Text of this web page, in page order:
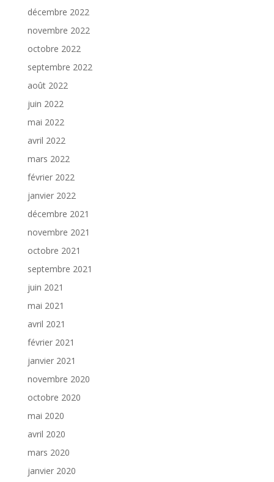
décembre 2022
novembre 2022
octobre 2022
septembre 2022
août 2022
juin 2022
mai 2022
avril 2022
mars 2022
février 2022
janvier 2022
décembre 2021
novembre 2021
octobre 2021
septembre 2021
juin 2021
mai 2021
avril 2021
février 2021
janvier 2021
novembre 2020
octobre 2020
mai 2020
avril 2020
mars 2020
janvier 2020